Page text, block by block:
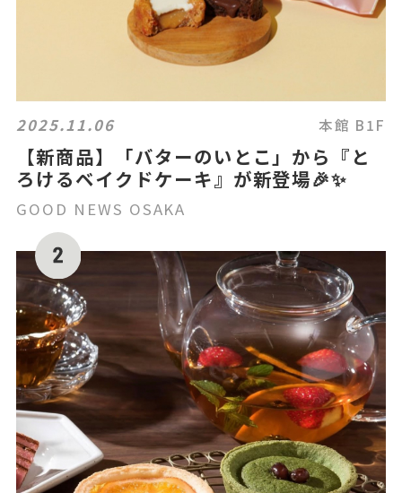
2025.11.06 本館 B1F
【新商品】「バターのいとこ」から『と
ろけるベイクドケーキ』が新登場🎉✨
GOOD NEWS OSAKA